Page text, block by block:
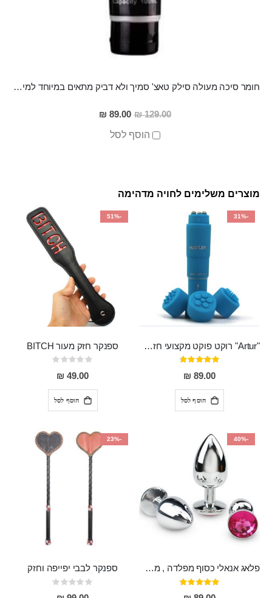
חומר סיכה מעולה סילק טאצ' סמיך ולא דביק מתאים במיוחד למין אנאלי
129.00 ₪
מחיר
מבצע
89.00 ₪
הוסף לסל
מוצרים משלימים לחויה מדהימה
-31%
"Artur" רוקט פוקט מקצועי חזק במיוחד
דירוג:
95%
89.00 ₪
הוסף לסל
-51%
ספנקר חזק מעור BITCH
Rating:
0%
49.00 ₪
הוסף לסל
-40%
פלאג אנאלי כסוף מפלדה , מתאים ללבישה מתחת לבגדים, בגודל 7.3 על 2.8 ס"מ
דירוג:
97%
-23%
ספנקר לבבי יפייפה וחזק
Rating:
0%